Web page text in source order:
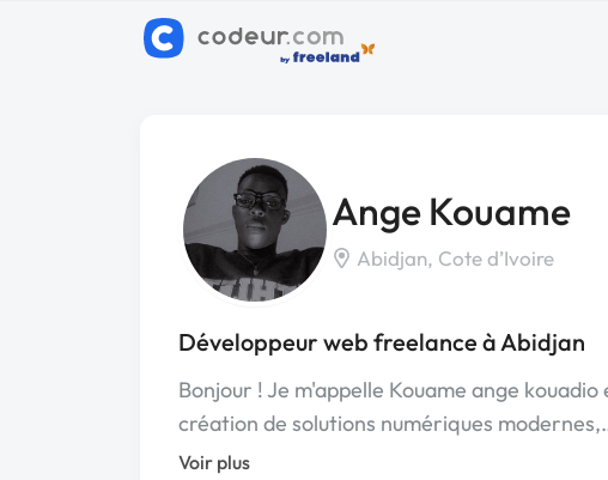
Ange Kouame
Abidjan, Cote d’Ivoire
Développeur web freelance à Abidjan
Bonjour ! Je m'appelle Kouame ange
création de solutions numériques
Voir plus